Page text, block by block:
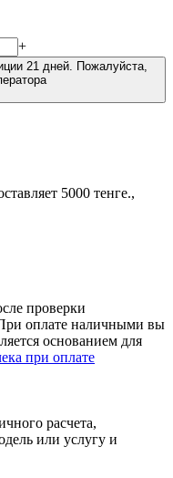
+
21 дней. Пожалуйста,
5000 тенге.,
проверки
оплате наличными вы
основанием для
при оплате
расчета,
или услугу и